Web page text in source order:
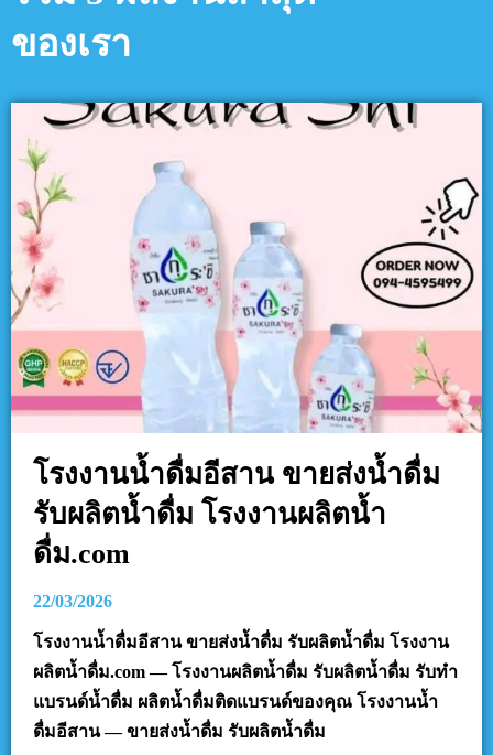
ของเรา
โรงงานน้ำดื่มอีสาน ขายส่งน้ำดื่ม
รับผลิตน้ำดื่ม โรงงานผลิตน้ำ
ดื่ม.com
22/03/2026
โรงงานน้ำดื่มอีสาน ขายส่งน้ำดื่ม รับผลิตน้ำดื่ม โรงงาน
ผลิตน้ำดื่ม.com — โรงงานผลิตน้ำดื่ม รับผลิตน้ำดื่ม รับทำ
แบรนด์น้ำดื่ม ผลิตน้ำดื่มติดแบรนด์ของคุณ โรงงานน้ำ
ดื่มอีสาน — ขายส่งน้ำดื่ม รับผลิตน้ำดื่ม